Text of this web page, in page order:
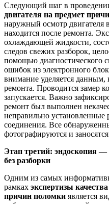
Следующий шаг в
двигателя на предмет
наружный осмотр двигателя
находится после ремонта.
охлаждающей жидкости,
следов свежих разборок,
помощью диагностического
ошибок из электронного
внимание уделяется данным,
ремонта. Проводится замер
запускается. Важно
ремонт был выполнен
неправильно
соединения. Все
фотографируются и
Этап третий: эндоскопия —
без разборки
Одним из самых
рамках экспертизы
причин поломки является